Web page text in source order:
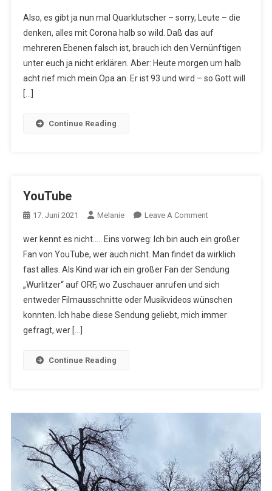
Aktuellem
Also, es gibt ja nun mal Quarklutscher – sorry, Leute – die
denken, alles mit Corona halb so wild. Daß das auf
mehreren Ebenen falsch ist, brauch ich den Vernünftigen
unter euch ja nicht erklären. Aber: Heute morgen um halb
acht rief mich mein Opa an. Er ist 93 und wird – so Gott will
[…]
Continue Reading
YouTube
17. Juni 2021 Melanie Leave A CommentOn
wer kennt es nicht….. Eins vorweg: Ich bin auch ein großer
Fan von YouTube, wer auch nicht. Man findet da wirklich
fast alles. Als Kind war ich ein großer Fan der Sendung
„Wurlitzer“ auf ORF, wo Zuschauer anrufen und sich
entweder Filmausschnitte oder Musikvideos wünschen
konnten. Ich habe diese Sendung geliebt, mich immer
gefragt, wer […]
Continue Reading